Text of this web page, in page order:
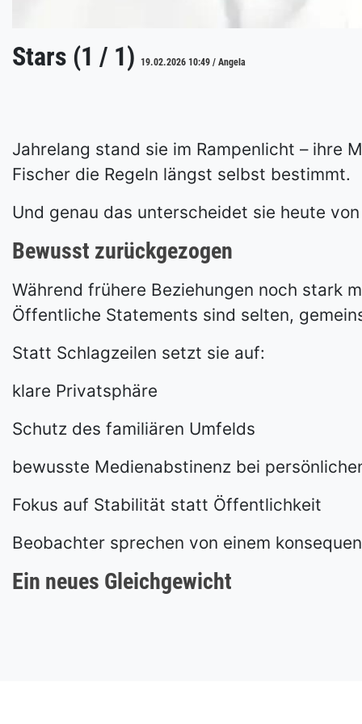
Stars (1 / 1) 19.02.2026 10:49 / Angela
Jahrelang stand sie im Rampenlicht – ihre
Fischer die Regeln längst selbst bestimmt.
Und genau das unterscheidet sie heute
Bewusst zurückgezogen
Während frühere Beziehungen noch stark
Öffentliche Statements sind selten,
Statt Schlagzeilen setzt sie auf:
klare Privatsphäre
Schutz des familiären Umfelds
bewusste Medienabstinenz bei
Fokus auf Stabilität statt Öffentlichkeit
Beobachter sprechen von einem
Ein neues Gleichgewicht